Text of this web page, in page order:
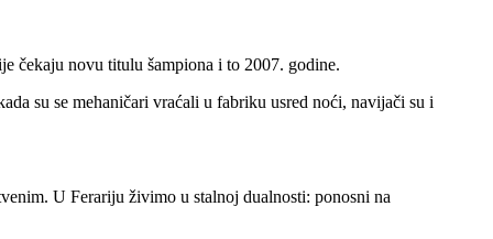
čekaju novu titulu šampiona i to 2007. godine.
su se mehaničari vraćali u fabriku usred noći, navijači su i
U Ferariju živimo u stalnoj dualnosti: ponosni na